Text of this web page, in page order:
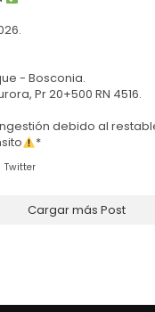
- Bosconia.
Pr 20+500 RN 4516.
debido al
*
Twitter
Cargar más Post